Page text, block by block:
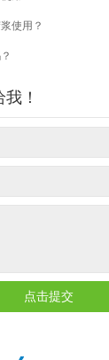
？
配全攻...
使用？
理？
用？
！
点击提交